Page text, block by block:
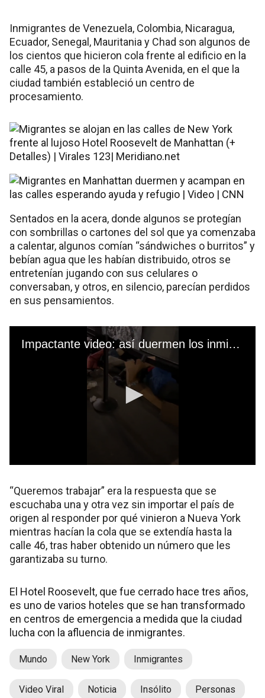
Inmigrantes de Venezuela, Colombia, Nicaragua,
Ecuador, Senegal, Mauritania y Chad son algunos de
los cientos que hicieron cola frente al edificio en la
calle 45, a pasos de la Quinta Avenida, en el que la
ciudad también estableció un centro de
procesamiento.
Sentados en la acera, donde algunos se protegían
con sombrillas o cartones del sol que ya comenzaba
a calentar, algunos comían “sándwiches o burritos” y
bebían agua que les habían distribuido, otros se
entretenían jugando con sus celulares o
conversaban, y otros, en silencio, parecían perdidos
en sus pensamientos.
“Queremos trabajar” era la respuesta que se
escuchaba una y otra vez sin importar el país de
origen al responder por qué vinieron a Nueva York
mientras hacían la cola que se extendía hasta la
calle 46, tras haber obtenido un número que les
garantizaba su turno.
El Hotel Roosevelt, que fue cerrado hace tres años,
es uno de varios hoteles que se han transformado
en centros de emergencia a medida que la ciudad
lucha con la afluencia de inmigrantes.
Mundo New York Inmigrantes
Video Viral Noticia Insólito Personas